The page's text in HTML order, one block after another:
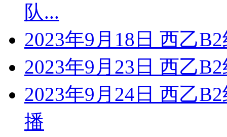
队...
2023年9月18日 西乙
2023年9月23日 西乙
2023年9月24日 西乙
播